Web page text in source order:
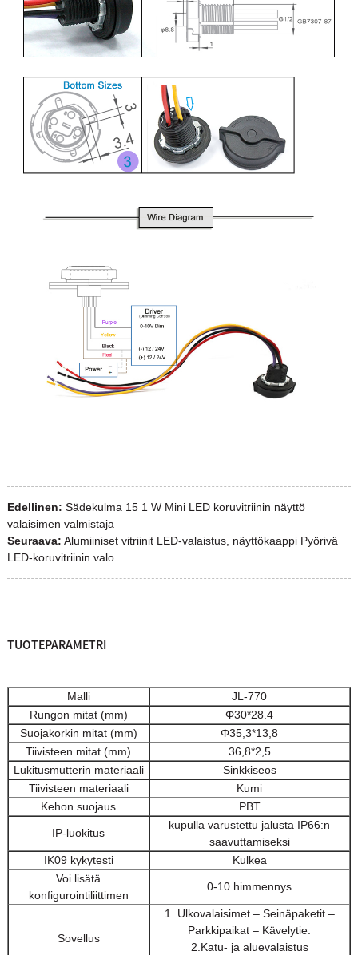
Edellinen: Sädekulma 15 1 W Mini LED koruvitriinin näyttö
valaisimen valmistaja
Seuraava: Alumiiniset vitriinit LED-valaistus, näyttökaappi Pyörivä
LED-koruvitriinin valo
TUOTEPARAMETRI
Malli
JL-770
Rungon mitat (mm)
Φ30*28.4
Suojakorkin mitat (mm)
Φ35,3*13,8
Tiivisteen mitat (mm)
36,8*2,5
Lukitusmutterin materiaali
Sinkkiseos
Tiivisteen materiaali
Kumi
Kehon suojaus
PBT
IP-luokitus
kupulla varustettu jalusta IP66:n
saavuttamiseksi
IK09 kykytesti
Kulkea
Voi lisätä
konfigurointiliittimen
0-10 himmennys
Sovellus
1. Ulkovalaisimet – Seinäpaketit –
Parkkipaikat – Kävelytie.
2.Katu- ja aluevalaistus